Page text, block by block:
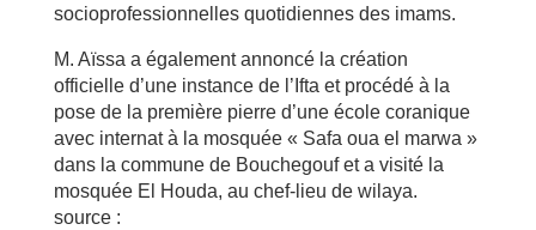
socioprofessionnelles quotidiennes des imams.
M. Aïssa a également annoncé la création
officielle d’une instance de l’Ifta et procédé à la
pose de la première pierre d’une école coranique
avec internat à la mosquée « Safa oua el marwa »
dans la commune de Bouchegouf et a visité la
mosquée El Houda, au chef-lieu de wilaya.
source :